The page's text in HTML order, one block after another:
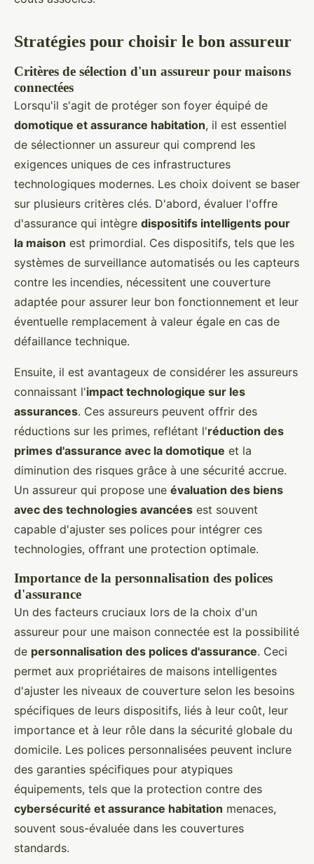
Stratégies pour choisir le bon assureur
Critères de sélection d'un assureur pour maisons
connectées
Lorsqu'il s'agit de protéger son foyer équipé de
domotique et assurance habitation, il est essentiel
de sélectionner un assureur qui comprend les
exigences uniques de ces infrastructures
technologiques modernes. Les choix doivent se baser
sur plusieurs critères clés. D'abord, évaluer l'offre
d'assurance qui intègre dispositifs intelligents pour
la maison est primordial. Ces dispositifs, tels que les
systèmes de surveillance automatisés ou les capteurs
contre les incendies, nécessitent une couverture
adaptée pour assurer leur bon fonctionnement et leur
éventuelle remplacement à valeur égale en cas de
défaillance technique.
Ensuite, il est avantageux de considérer les assureurs
connaissant l'impact technologique sur les
assurances. Ces assureurs peuvent offrir des
réductions sur les primes, reflétant l'réduction des
primes d'assurance avec la domotique et la
diminution des risques grâce à une sécurité accrue.
Un assureur qui propose une évaluation des biens
avec des technologies avancées est souvent
capable d'ajuster ses polices pour intégrer ces
technologies, offrant une protection optimale.
Importance de la personnalisation des polices
d'assurance
Un des facteurs cruciaux lors de la choix d'un
assureur pour une maison connectée est la possibilité
de personnalisation des polices d'assurance. Ceci
permet aux propriétaires de maisons intelligentes
d'ajuster les niveaux de couverture selon les besoins
spécifiques de leurs dispositifs, liés à leur coût, leur
importance et à leur rôle dans la sécurité globale du
domicile. Les polices personnalisées peuvent inclure
des garanties spécifiques pour atypiques
équipements, tels que la protection contre des
cybersécurité et assurance habitation menaces,
souvent sous-évaluée dans les couvertures
standards.